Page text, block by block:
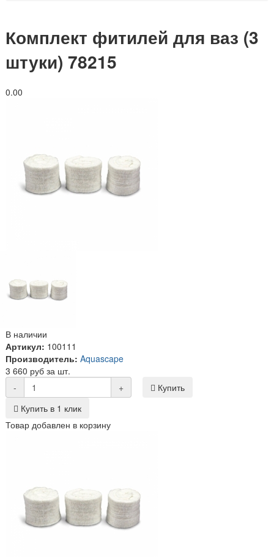
Комплект фитилей для ваз (3
штуки) 78215
0.00
В наличии
Артикул: 100111
Производитель: Aquascape
3 660 руб за шт.
-
+
Купить
Купить в 1 клик
Товар добавлен в корзину